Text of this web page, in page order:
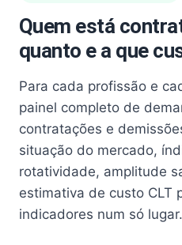
Quem está
quanto e a que
Para cada profissão e
painel completo de
contratações e
situação do mercado,
rotatividade, amplitude
estimativa de custo CLT
indicadores num só lugar.